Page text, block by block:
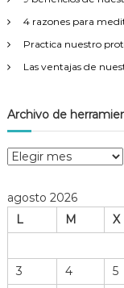
4 razones para
Practica nuestro
Las ventajas de
Archivo de
A
h
o
agosto 2026
L
M X
3
4 5